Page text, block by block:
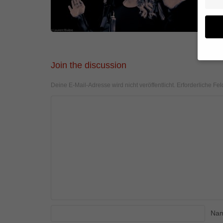
Join the discussion
Deine E-Mail-Adresse wird nicht veröffentlicht. Erforderliche